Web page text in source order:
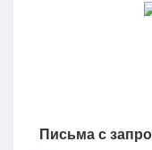
Письма с